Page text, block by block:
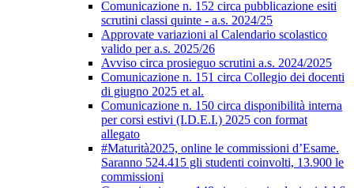
Comunicazione n. 152 circa pubblicazione esiti
scrutini classi quinte - a.s. 2024/25
Approvate variazioni al Calendario scolastico
valido per a.s. 2025/26
Avviso circa prosieguo scrutini a.s. 2024/2025
Comunicazione n. 151 circa Collegio dei docenti
di giugno 2025 et al.
Comunicazione n. 150 circa disponibilità interna
per corsi estivi (I.D.E.I.) 2025 con format
allegato
#Maturità2025, online le commissioni d’Esame.
Saranno 524.415 gli studenti coinvolti, 13.900 le
commissioni